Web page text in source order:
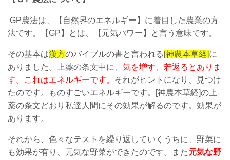
GP農法は、【自然界のエネルギー】に着目した農業の方
法です。【GP】とは、【元気パワー】と言う意味です。
その基本は漢方のバイブルの書と言われる [神農本草経]に
ありました。上薬の条文中に、 気を増す、若返るとありま
す。これはエネルギーです。 それがヒントになり、見つけ
たのです。ものすごいエネルギーです。[神農本草経]の上
薬の条文どおり私達人間にその効果が解るのです。効果が
あります。
それから、色々なテストを繰り返していくうちに、野菜に
も効果が有り、元気な野菜ができたのです。また元気な野